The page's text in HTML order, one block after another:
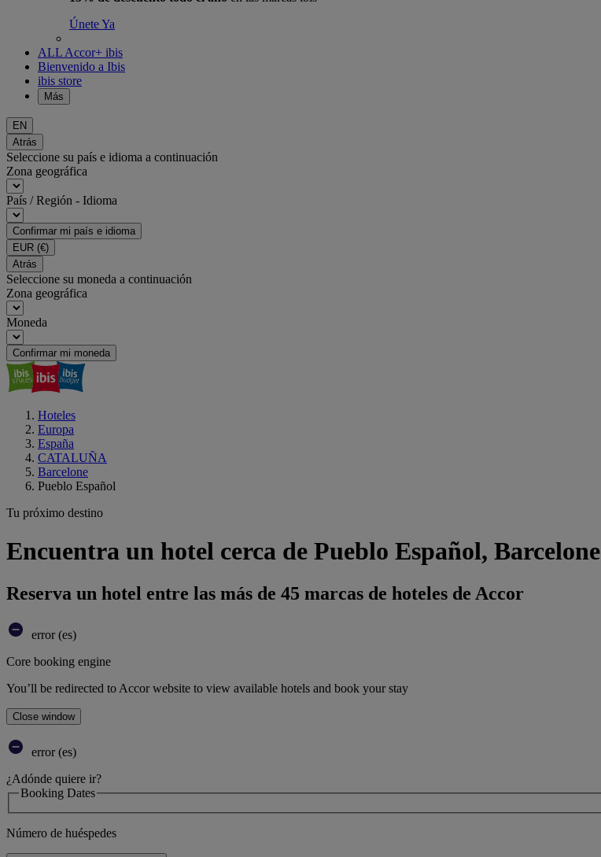
Únete Ya
ALL Accor+ ibis
Bienvenido a Ibis
ibis store
Más
EN
Atrás
Seleccione su país e idioma a continuación
Zona geográfica
País / Región - Idioma
Confirmar mi país e idioma
EUR (€)
Atrás
Seleccione su moneda a continuación
Zona geográfica
Moneda
Confirmar mi moneda
Hoteles
Europa
España
CATALUÑA
Barcelone
Pueblo Español
Tu próximo destino
Encuentra un hotel cerca de Pueblo Español, Barcelone
Reserva un hotel entre las más de 45 marcas de hoteles de Accor
error (es)
Core booking engine
You’ll be redirected to Accor website to view available hotels and book your stay
Close window
error (es)
¿Adónde quiere ir?
Booking Dates
Número de huéspedes